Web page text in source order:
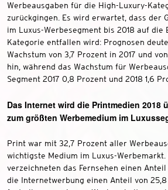
Werbeausgaben für die High-Luxury-
zurückgingen. Es wird erwartet, dass der
im Luxus-Werbesegment bis 2018 auf die
Kategorie entfallen wird: Prognosen
Wachstum von 3,7 Prozent in 2017 und
hin, während das Wachstum für
Segment 2017 0,8 Prozent und 2018 1,6
Das Internet wird die Printmedien 2018
zum größten Werbemedium im
Print war mit 32,7 Prozent aller
wichtigste Medium im Luxus-
verzeichneten das Fernsehen einen Anteil
die Internetwerbung einen Anteil von